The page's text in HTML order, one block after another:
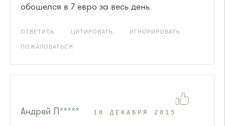
обошелся в 7 евро за весь день
ОТВЕТИТЬ ЦИТИРОВАТЬ ИГНОРИРОВАТЬ
ПОЖАЛОВАТЬСЯ
Андрей Л***** 10 ДЕКАБРЯ 2015